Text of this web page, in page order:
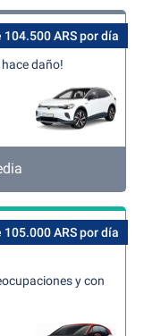
104.500 ARS por día
daño!
105.000 ARS por día
y con